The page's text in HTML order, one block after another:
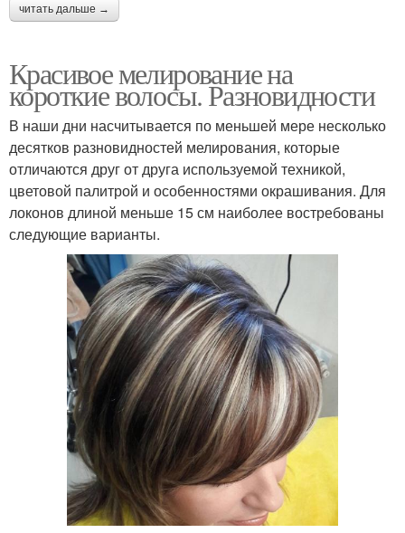
читать дальше →
Красивое мелирование на
короткие волосы. Разновидности
В наши дни насчитывается по меньшей мере несколько
десятков разновидностей мелирования, которые
отличаются друг от друга используемой техникой,
цветовой палитрой и особенностями окрашивания. Для
локонов длиной меньше 15 см наиболее востребованы
следующие варианты.